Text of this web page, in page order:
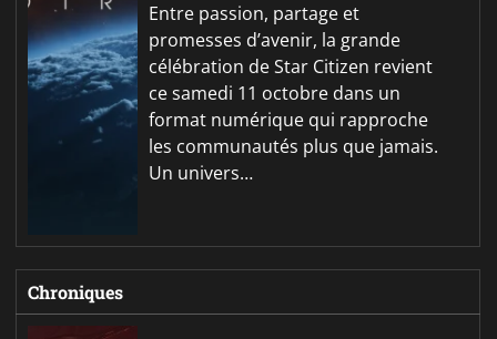
Entre passion, partage et
promesses d’avenir, la grande
célébration de Star Citizen revient
ce samedi 11 octobre dans un
format numérique qui rapproche
les communautés plus que jamais.
Un univers…
Chroniques